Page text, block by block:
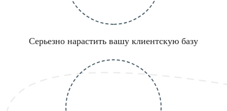
Серьезно нарастить вашу клиентскую базу